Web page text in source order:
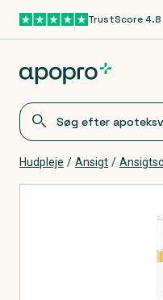
Gå til hovedindholdTrustScore 4.8
Hudpleje / Ansigt /